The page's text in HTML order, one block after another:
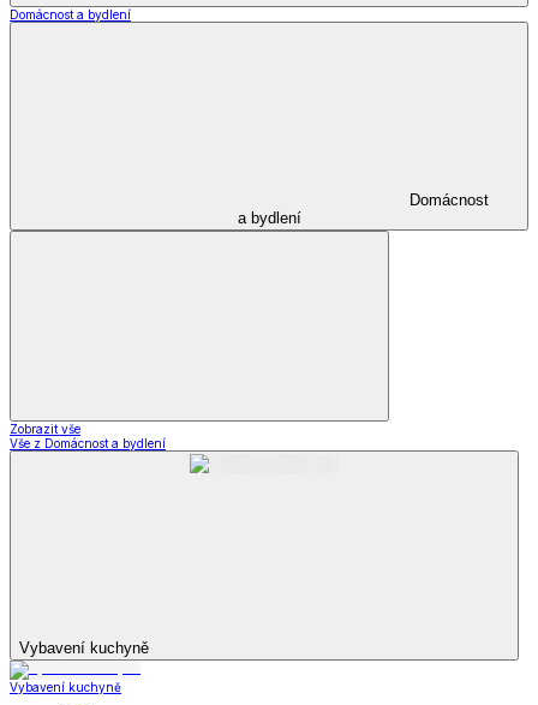
Domácnost a bydlení
Domácnost
a bydlení
Zobrazit vše
Vše z Domácnost a bydlení
Vybavení kuchyně
Vybavení kuchyně